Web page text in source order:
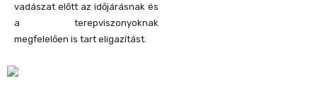
vadászat előtt az időjárásnak és
a terepviszonyoknak
megfelelően is tart eligazítást.